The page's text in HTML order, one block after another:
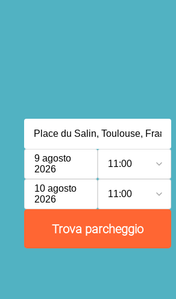
9 agosto
2026
11:00
10 agosto
2026
11:00
Trova parcheggio